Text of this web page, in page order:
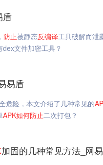
盾
防止被静态反编译工具破解而泄
文件加密工具？
易盾
危险，本文介绍了几种常见的
APK如何防止二次打包？
加固的几种常见方法_网